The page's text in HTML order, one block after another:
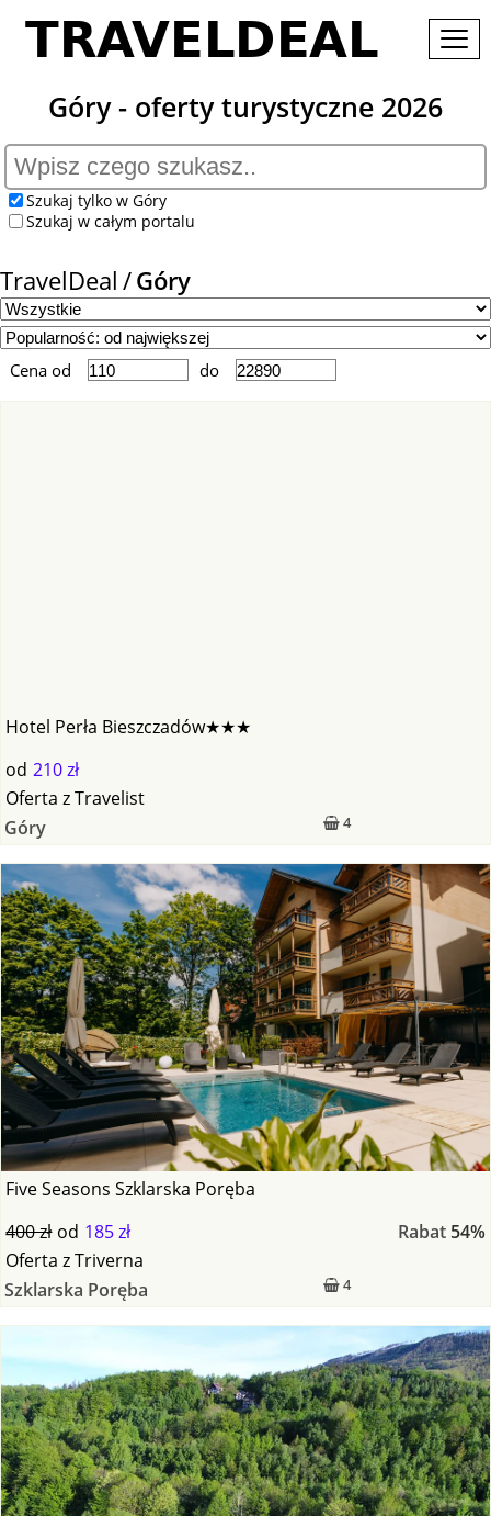
Góry - oferty turystyczne 2026
Szukaj tylko w Góry
Szukaj w całym portalu
TravelDeal Góry
Cena od do
Hotel Perła Bieszczadów★★★
od 210 zł
4
Oferta zTravelist
Góry
Five Seasons Szklarska Poręba
400 zł od 185 zł Rabat 54%
4
Oferta zTriverna
Szklarska Poręba